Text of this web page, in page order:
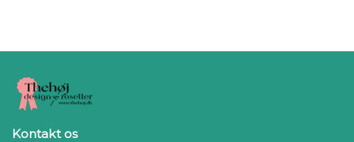
Kontakt os